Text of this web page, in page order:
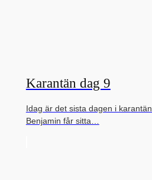
Karantän dag 9
Idag är det sista dagen i
Benjamin får sitta…